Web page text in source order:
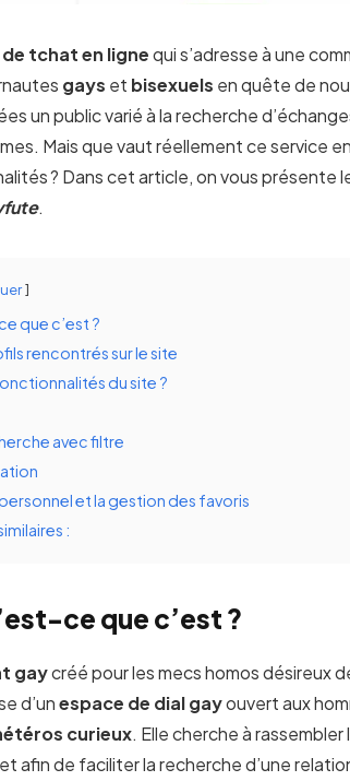
tchat en lignequi s’adresse à une
gays et bisexuels en quête de
un public varié à la recherche
Mais que vaut réellement ce service
? Dans cet article, on vous présente
.
que c’est ?
rencontrés sur le site
du site ?
avec filtre
et la gestion des favoris
:
ce que c’est ?
gaycréé pour les mecs homos désireux
d’unespace de dial gayouvert aux
curieux. Elle cherche à
afin de faciliter la recherche d’une